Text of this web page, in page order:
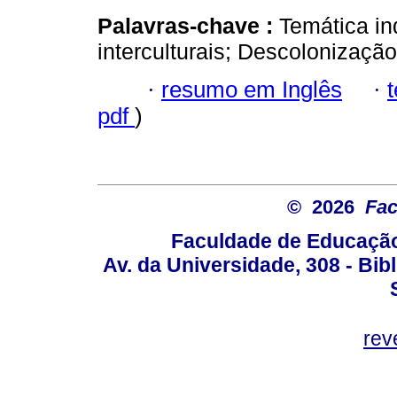
Palavras-chave : Temática
interculturais;
· resumo em Inglês ·
pdf )
© 2026
Faculdade de
Av. da Universidade, 308 -